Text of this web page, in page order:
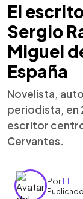
El
Sergio
Miguel
España
Novelista,
periodista, en
escritor
Cervantes.
PorEFE